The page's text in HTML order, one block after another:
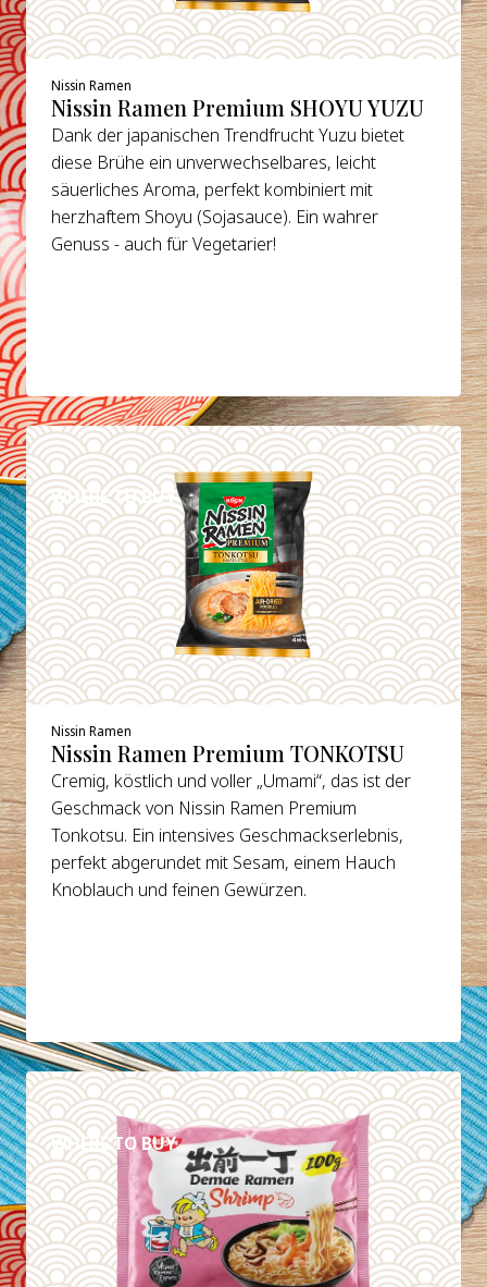
Nissin Ramen
Nissin Ramen Premium SHOYU YUZU
Dank der japanischen Trendfrucht Yuzu bietet
diese Brühe ein unverwechselbares, leicht
säuerliches Aroma, perfekt kombiniert mit
herzhaftem Shoyu (Sojasauce). Ein wahrer
Genuss - auch für Vegetarier!
WHERE TO BUY
DETAILS
Nissin Ramen
Nissin Ramen Premium TONKOTSU
Cremig, köstlich und voller „Umami“, das ist der
Geschmack von Nissin Ramen Premium
Tonkotsu. Ein intensives Geschmackserlebnis,
perfekt abgerundet mit Sesam, einem Hauch
Knoblauch und feinen Gewürzen.
WHERE TO BUY
DETAILS